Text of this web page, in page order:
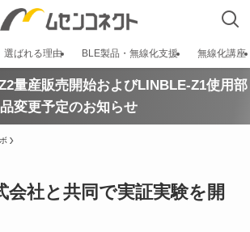
選ばれる理由 BLE製品・無線化支援 無線化講座
量産販売開始およびLINBLE-Z1使用部
品変更予定のお知らせ
会社と共同で実証実験を開